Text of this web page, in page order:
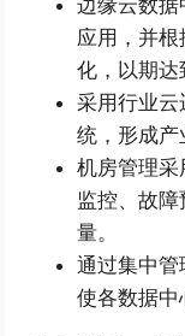
应用，并
化，以期达
采用行业
统，形成产
机房管理
监控、故
量。
通过集中管
使各数据中